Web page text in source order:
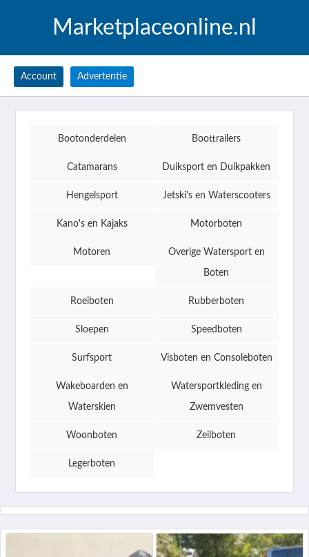
Marketplaceonline.nl
Account Advertentie
Bootonderdelen Boottrailers
Catamarans Duiksport en Duikpakken
Hengelsport Jetski's en Waterscooters
Kano's en Kajaks Motorboten
Motoren Overige Watersport en
Boten
Roeiboten Rubberboten
Sloepen Speedboten
Surfsport Visboten en Consoleboten
Wakeboarden en
Waterskien
Watersportkleding en
Zwemvesten
Woonboten Zeilboten
Legerboten